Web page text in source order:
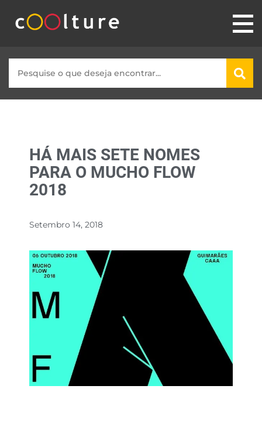
HÁ MAIS SETE NOMES
PARA O MUCHO FLOW
2018
Setembro 14, 2018